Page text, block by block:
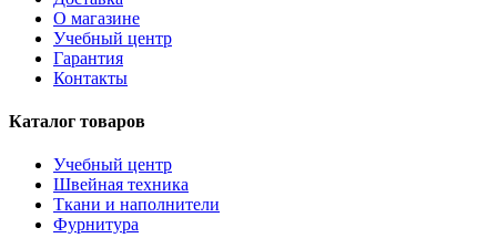
О магазине
Учебный центр
Гарантия
Контакты
Каталог товаров
Учебный центр
Швейная техника
Ткани и наполнители
Фурнитура